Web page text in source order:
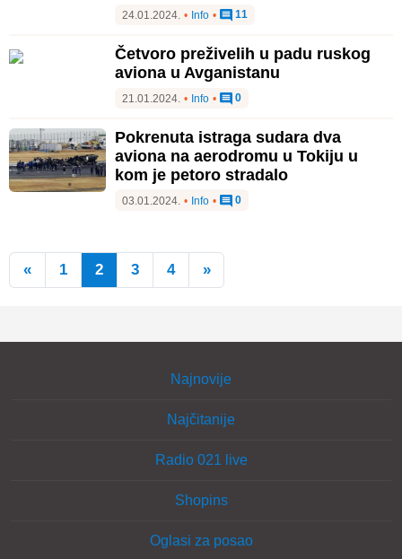
24.01.2024. • Info • 11
Četvoro preživelih u padu ruskog
aviona u Avganistanu
21.01.2024. • Info • 0
Pokrenuta istraga sudara dva
aviona na aerodromu u Tokiju u
kom je petoro stradalo
03.01.2024. • Info • 0
« 1 2 3 4 »
Najnovije
Najčitanije
Radio 021 live
Shopins
Oglasi za posao